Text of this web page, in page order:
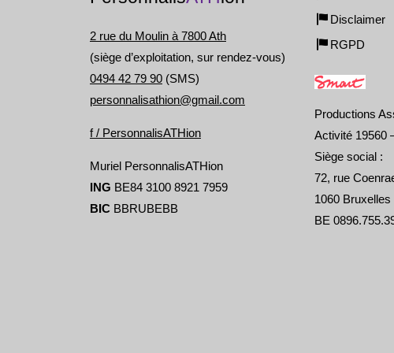
2 rue du Moulin à 7800 Ath
(siège d’exploitation, sur rendez-vous)
0494 42 79 90 (SMS)
personnalisathion@gmail.com
f / PersonnalisATHion
Muriel PersonnalisATHion
ING BE84 3100 8921 7959
BIC BBRUBEBB
Disclaimer
RGPD
Productions
Activité 19560
Siège social :
72, rue
1060 Bruxelles
BE